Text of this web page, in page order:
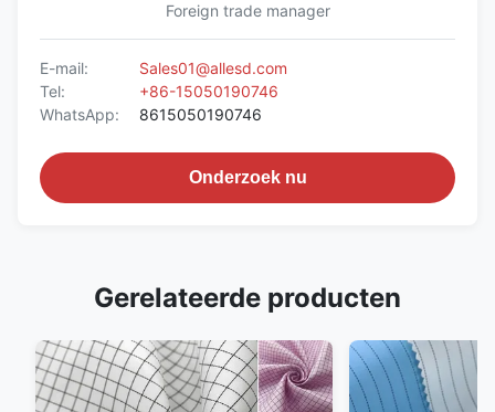
Foreign trade manager
E-mail:
Sales01@allesd.com
Tel:
+86-15050190746
WhatsApp:
8615050190746
Onderzoek nu
Gerelateerde producten